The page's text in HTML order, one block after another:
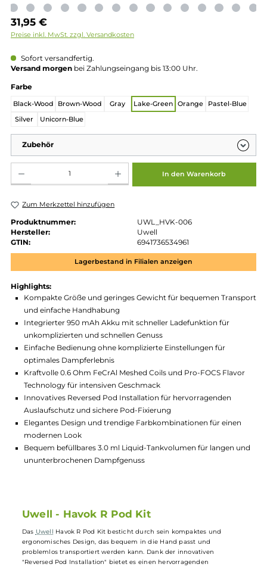
31,95 €
Preise inkl. MwSt. zzgl. Versandkosten
Versand morgenbei Zahlungseingang bis 13:00 Uhr.
Black-Wood Pastel-
Silver Unicorn-Blue
In den Warenkorb
Zum Merkzettel hinzufügen
Hersteller:
GTIN: 6941736534961
Lagerbestand in Filialen anzeigen
Highlights:
Kompakte Größe und geringes Gewicht für bequemen
und einfache Handhabung
Integrierter 950 mAh Akku mit schneller Ladefunktion für
unkomplizierten und schnellen Genuss
Einfache Bedienung ohne komplizierte Einstellungen für
optimales Dampferlebnis
Kraftvolle 0.6 Ohm FeCrAl Meshed Coils und Pro-FOCS
Technology für intensiven Geschmack
modernen Look
Bequem befüllbares 3.0 ml Liquid-Tankvolumen für langen
ununterbrochenen Dampfgenuss